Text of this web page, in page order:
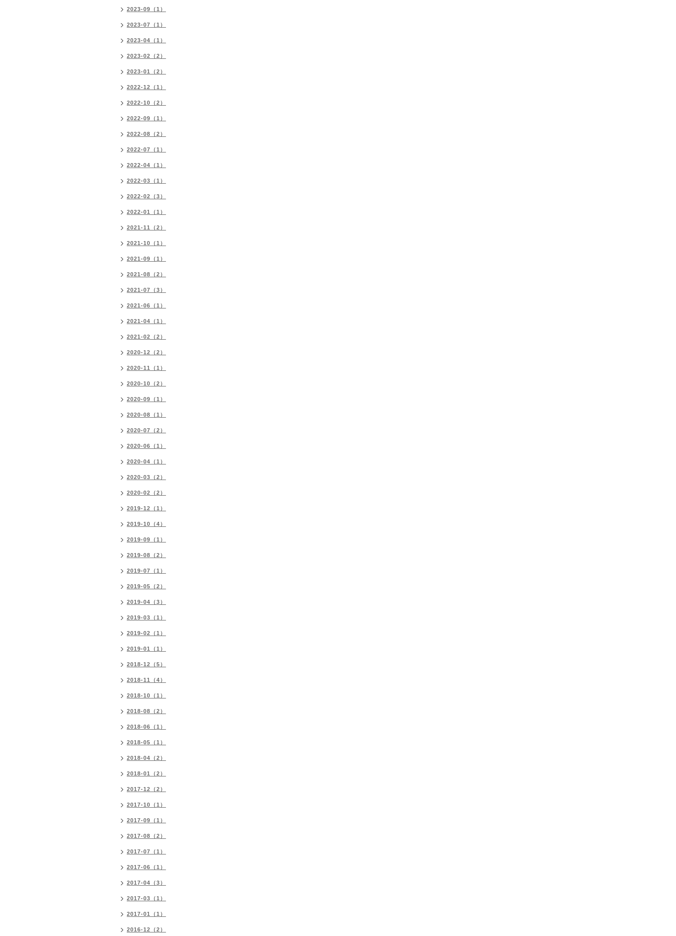
2023-09（1）
2023-07（1）
2023-04（1）
2023-02（2）
2023-01（2）
2022-12（1）
2022-10（2）
2022-09（1）
2022-08（2）
2022-07（1）
2022-04（1）
2022-03（1）
2022-02（3）
2022-01（1）
2021-11（2）
2021-10（1）
2021-09（1）
2021-08（2）
2021-07（3）
2021-06（1）
2021-04（1）
2021-02（2）
2020-12（2）
2020-11（1）
2020-10（2）
2020-09（1）
2020-08（1）
2020-07（2）
2020-06（1）
2020-04（1）
2020-03（2）
2020-02（2）
2019-12（1）
2019-10（4）
2019-09（1）
2019-08（2）
2019-07（1）
2019-05（2）
2019-04（3）
2019-03（1）
2019-02（1）
2019-01（1）
2018-12（5）
2018-11（4）
2018-10（1）
2018-08（2）
2018-06（1）
2018-05（1）
2018-04（2）
2018-01（2）
2017-12（2）
2017-10（1）
2017-09（1）
2017-08（2）
2017-07（1）
2017-06（1）
2017-04（3）
2017-03（1）
2017-01（1）
2016-12（2）